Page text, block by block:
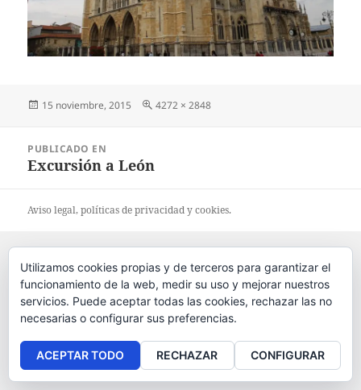
Publicado
15 noviembre, 2015
Tamaño
4272 × 2848
entradas
PUBLICADO EN
Excursión a León
Aviso legal, políticas deprivacidadycookies.
Utilizamos cookies propias y de terceros para garantizar el
funcionamiento de la web, medir su uso y mejorar nuestros
servicios. Puede aceptar todas las cookies, rechazar las no
necesarias o configurar sus preferencias.
ACEPTAR TODO RECHAZAR CONFIGURAR